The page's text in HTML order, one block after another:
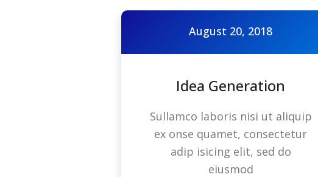
August 20, 2018
Idea Generation
Sullamco laboris nisi ut aliquip
ex onse quamet, consectetur
adip isicing elit, sed do
eiusmod